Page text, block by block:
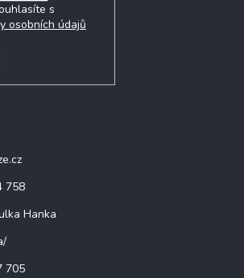
s
osobních údajů
758
Hanka
705